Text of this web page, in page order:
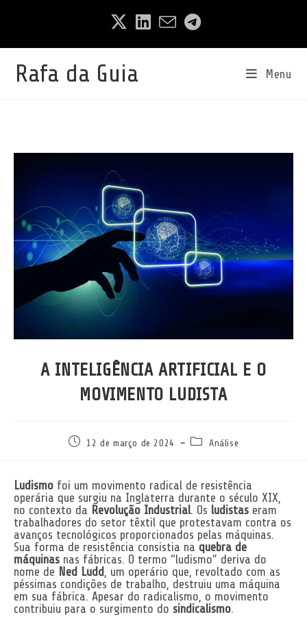
Rafa da Guia Menu
A INTELIGÊNCIA ARTIFICIAL E O
MOVIMENTO LUDISTA
Post12 de março de 2024
Categoria
Análise
Ludismo foi um movimento radical de resistência
operária que surgiu na Inglaterra durante o século XIX,
no contexto da Revolução Industrial. Os ludistas eram
trabalhadores do setor têxtil que protestavam contra os
avanços tecnológicos proporcionados pelas máquinas.
Sua forma de resistência consistia na quebra de
máquinas nas fábricas. O termo “ludismo” deriva do
nome de Ned Ludd , um operário que, revoltado com as
péssimas condições de trabalho, destruiu uma máquina
em sua fábrica. Apesar do radicalismo, o movimento
contribuiu para o surgimento do sindicalismo.